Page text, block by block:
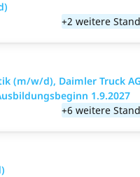
+2 weitere
(m/w/d), Daimler Truck
1.9.2027
+6 weitere